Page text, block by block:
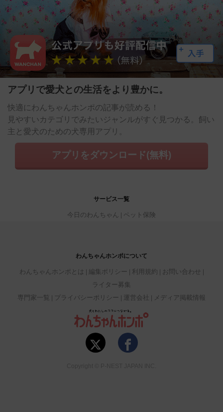
アプリで愛犬との生活をより豊かに。
快適にわんちゃんホンポの記事が読める！
見やすいカテゴリでみたいジャンルがすぐ見つかる。飼い
主と愛犬のための犬専用アプリ。
アプリをダウンロード(無料)
サービス一覧
今日のわんちゃん ペット保険
わんちゃんホンポについて
わんちゃんホンポとは 編集ポリシー 利用規約
お問い合わせ
ライター募集
専門家一覧
プライバシーポリシー 運営会社 メディア掲載情報